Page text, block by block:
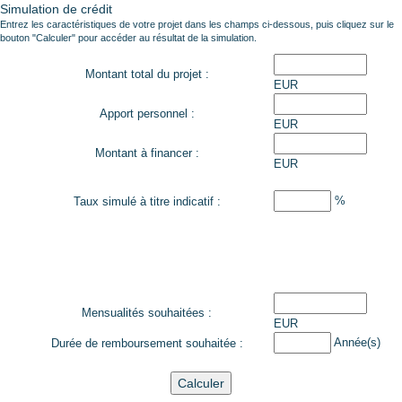
Simulation de crédit
Entrez les caractéristiques de votre projet dans les champs ci-dessous, puis cliquez sur le
bouton "Calculer" pour accéder au résultat de la simulation.
Montant total du projet :
EUR
Apport personnel :
EUR
Montant à financer :
EUR
Taux simulé à titre indicatif : %
Mensualités souhaitées :
EUR
Durée de remboursement souhaitée :
Année(s)